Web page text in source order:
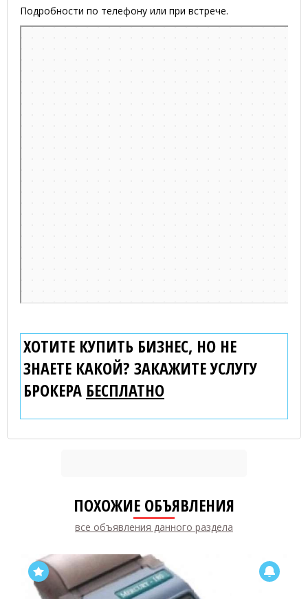
Подробности по телефону или при встрече.
ХОТИТЕ КУПИТЬ БИЗНЕС, НО НЕ
ЗНАЕТЕ КАКОЙ? ЗАКАЖИТЕ УСЛУГУ
БРОКЕРА БЕСПЛАТНО
ПОХОЖИЕ ОБЪЯВЛЕНИЯ
все объявления данного раздела